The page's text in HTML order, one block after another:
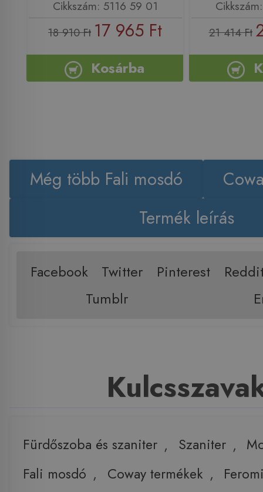
Cikkszám: 5116 59 01
18 910 Ft 17 965 Ft
Kosárba
21 414 Ft
Még több Fali mosdó
Termék leírás
Facebook Twitter Pinterest
Tumblr
Fürdőszoba és szaniter , Szaniter ,
Fali mosdó , Coway termékek ,